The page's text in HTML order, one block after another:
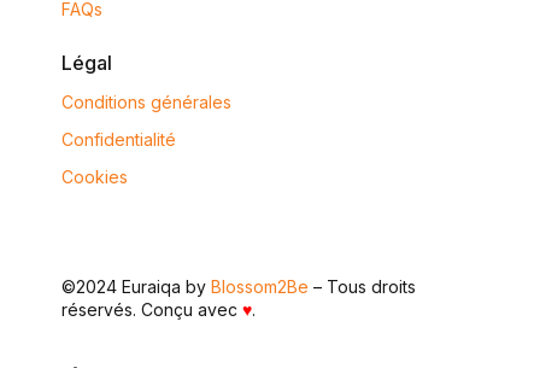
FAQs
Légal
Conditions générales
Confidentialité
Cookies
©2024 Euraiqa byBlossom2Be – Tous droits
réservés. Conçu avec ♥.